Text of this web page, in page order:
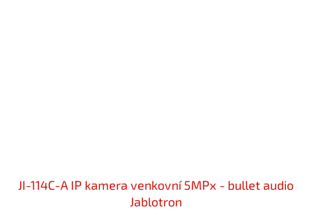
JI-114C-A IP kamera venkovní 5MPx - bullet audio
Jablotron